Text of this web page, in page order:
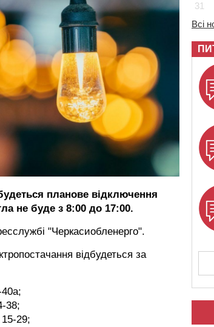
планове відключення
не буде з 8:00 до 17:00.
"Черкасиобленерго".
відбудеться за
38;
29;
31
Всі